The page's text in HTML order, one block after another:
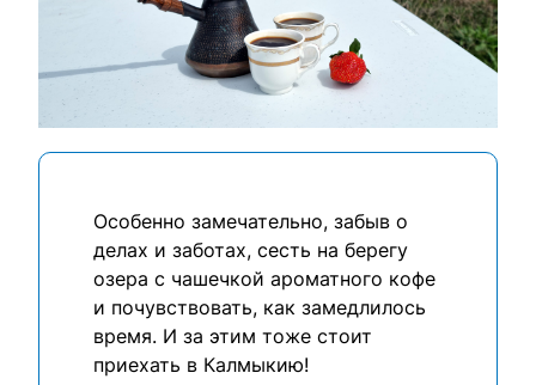
Особенно замечательно, забыв о
делах и заботах, сесть на берегу
озера с чашечкой ароматного кофе
и почувствовать, как замедлилось
время. И за этим тоже стоит
приехать в Калмыкию!